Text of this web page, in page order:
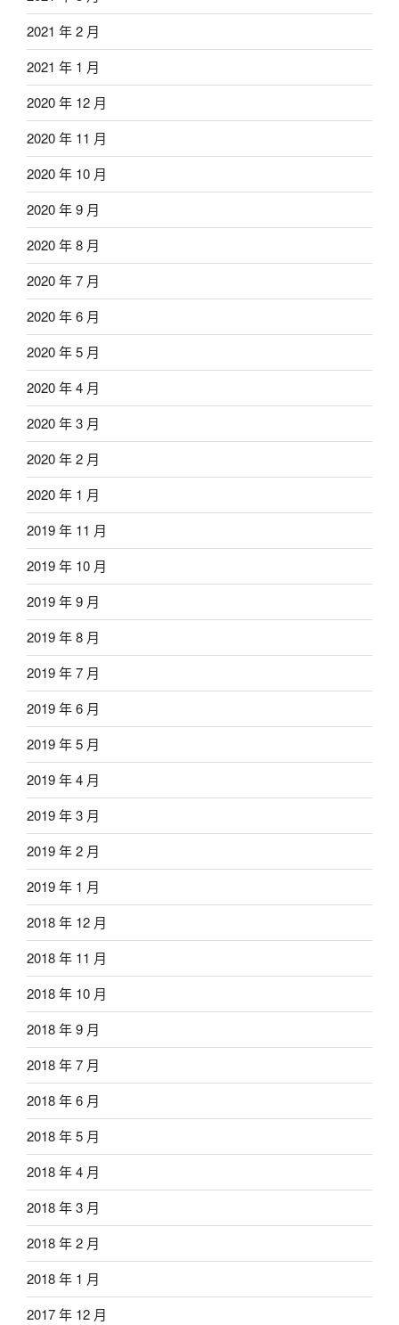
2021 年 2 月
2021 年 1 月
2020 年 12 月
2020 年 11 月
2020 年 10 月
2020 年 9 月
2020 年 8 月
2020 年 7 月
2020 年 6 月
2020 年 5 月
2020 年 4 月
2020 年 3 月
2020 年 2 月
2020 年 1 月
2019 年 11 月
2019 年 10 月
2019 年 9 月
2019 年 8 月
2019 年 7 月
2019 年 6 月
2019 年 5 月
2019 年 4 月
2019 年 3 月
2019 年 2 月
2019 年 1 月
2018 年 12 月
2018 年 11 月
2018 年 10 月
2018 年 9 月
2018 年 7 月
2018 年 6 月
2018 年 5 月
2018 年 4 月
2018 年 3 月
2018 年 2 月
2018 年 1 月
2017 年 12 月